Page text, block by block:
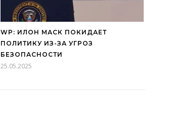
WP: ИЛОН МАСК ПОКИДАЕТ
ПОЛИТИКУ ИЗ-ЗА УГРОЗ
БЕЗОПАСНОСТИ
25.05.2025